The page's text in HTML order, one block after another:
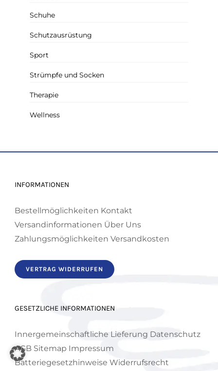
Schuhe
Schutzausrüstung
Sport
Strümpfe und Socken
Therapie
Wellness
INFORMATIONEN
Bestellmöglichkeiten Kontakt
Versandinformationen Über Uns
Zahlungsmöglichkeiten Versandkosten
VERTRAG WIDERRUFEN
GESETZLICHE INFORMATIONEN
Innergemeinschaftliche Lieferung Datenschutz
AGB Sitemap Impressum
Batteriegesetzhinweise Widerrufsrecht